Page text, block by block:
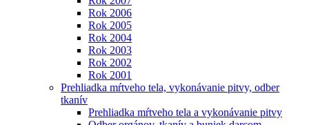
Rok 2006
Rok 2005
Rok 2004
Rok 2003
Rok 2002
Rok 2001
Prehliadka mŕtveho tela, vykonávanie pitvy, odber
tkanív
Prehliadka mŕtveho tela a vykonávanie pitvy